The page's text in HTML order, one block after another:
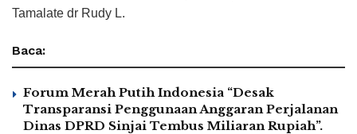
Tamalate dr Rudy L.
Baca:
Forum Merah Putih Indonesia “Desak
Transparansi Penggunaan Anggaran Perjalanan
Dinas DPRD Sinjai Tembus Miliaran Rupiah”.